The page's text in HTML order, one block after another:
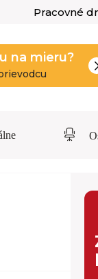
Pracovné
na mieru?